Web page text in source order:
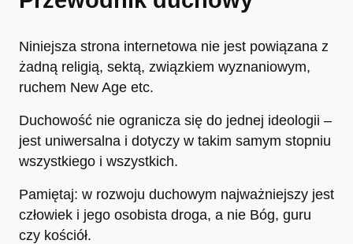
Niniejsza strona internetowa nie jest powiązana z
żadną religią, sektą, związkiem wyznaniowym,
ruchem New Age etc.
Duchowość nie ogranicza się do jednej ideologii –
jest uniwersalna i dotyczy w takim samym stopniu
wszystkiego i wszystkich.
Pamiętaj: w rozwoju duchowym najważniejszy jest
człowiek i jego osobista droga, a nie Bóg, guru
czy kościół.